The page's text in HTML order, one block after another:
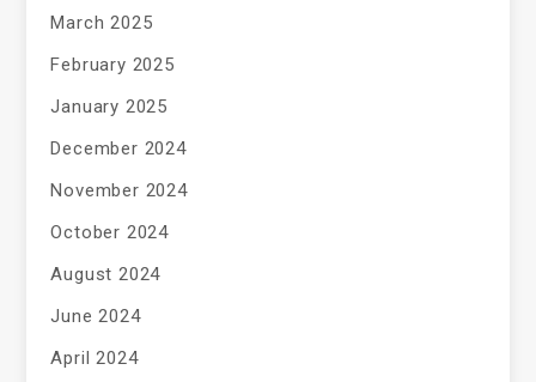
March 2025
February 2025
January 2025
December 2024
November 2024
October 2024
August 2024
June 2024
April 2024